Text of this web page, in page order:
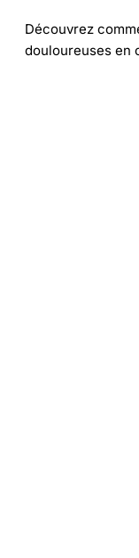
Découvrez
douloureuses en